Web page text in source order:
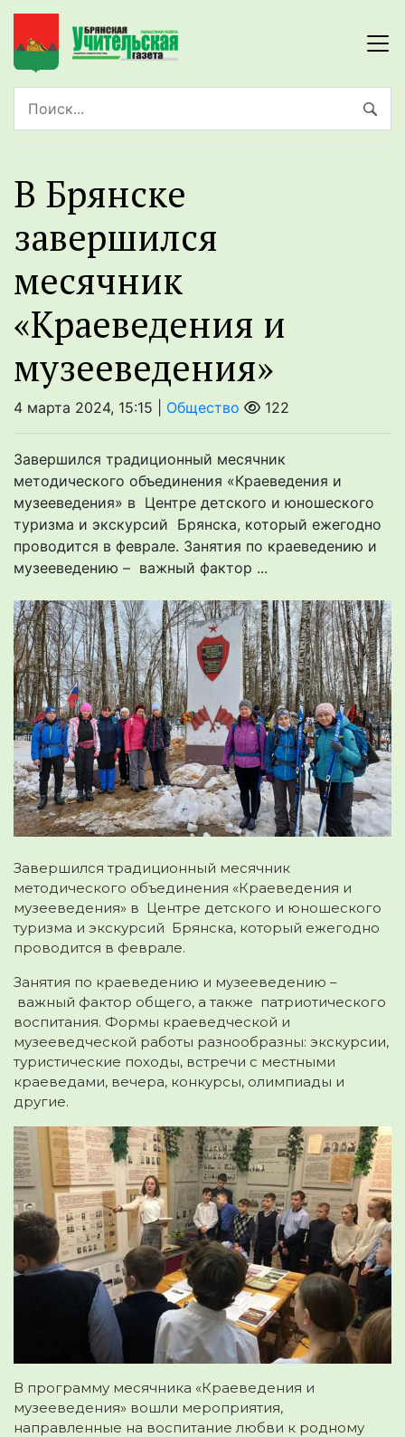
В Брянске
завершился
месячник
«Краеведения и
музееведения»
4 марта 2024, 15:15 | Общество 122
Завершился традиционный месячник
методического объединения «Краеведения и
музееведения» в Центре детского и юношеского
туризма и экскурсий Брянска, который ежегодно
проводится в феврале. Занятия по краеведению и
музееведению – важный фактор ...
Завершился традиционный месячник
методического объединения «Краеведения и
музееведения» в Центре детского и юношеского
туризма и экскурсий Брянска, который ежегодно
проводится в феврале.
Занятия по краеведению и музееведению –
важный фактор общего, а также патриотического
воспитания. Формы краеведческой и
музееведческой работы разнообразны: экскурсии,
туристические походы, встречи с местными
краеведами, вечера, конкурсы, олимпиады и
другие.
В программу месячника «Краеведения и
музееведения» вошли мероприятия,
направленные на воспитание любви к родному